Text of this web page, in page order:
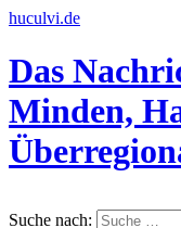
huculvi.de
Das
Minden,
Suche nach: